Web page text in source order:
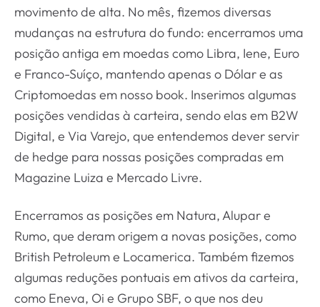
movimento de alta. No mês, fizemos diversas
mudanças na estrutura do fundo: encerramos uma
posição antiga em moedas como Libra, Iene, Euro
e Franco-Suíço, mantendo apenas o Dólar e as
Criptomoedas em nosso book. Inserimos algumas
posições vendidas à carteira, sendo elas em B2W
Digital, e Via Varejo, que entendemos dever servir
de hedge para nossas posições compradas em
Magazine Luiza e Mercado Livre.
Encerramos as posições em Natura, Alupar e
Rumo, que deram origem a novas posições, como
British Petroleum e Locamerica. Também fizemos
algumas reduções pontuais em ativos da carteira,
como Eneva, Oi e Grupo SBF, o que nos deu